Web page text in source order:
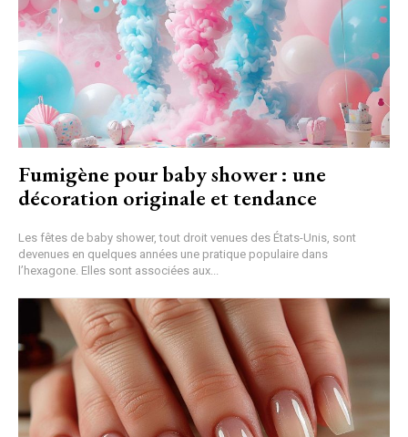
Fumigène pour baby shower : une
décoration originale et tendance
Les fêtes de baby shower, tout droit venues des États-Unis, sont
devenues en quelques années une pratique populaire dans
l’hexagone. Elles sont associées aux...